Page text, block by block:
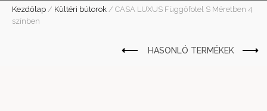
Kezdőlap / Kültéri bútorok / CASA LUXUS Függőfotel S Méretben 4
színben